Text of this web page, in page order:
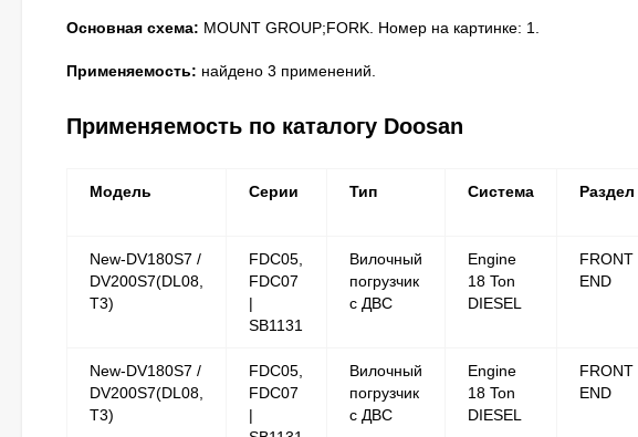
Основная схема: MOUNT GROUP;FORK. Номер на картинке: 1.
Применяемость: найдено 3 применений.
Применяемость по каталогу Doosan
Модель Серии Тип Система Раздел
New-DV180S7 /
DV200S7(DL08,
T3)
FDC05,
FDC07
|
SB1131
Вилочный
погрузчик
с ДВС
Engine
18 Ton
DIESEL
FRONT
END
New-DV180S7 /
DV200S7(DL08,
T3)
FDC05,
FDC07
|
Вилочный
погрузчик
с ДВС
Engine
18 Ton
DIESEL
FRONT
END